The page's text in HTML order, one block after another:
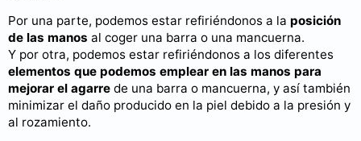
Por una parte, podemos estar refiriéndonos a la posición
de las manos al coger una barra o una mancuerna.
Y por otra, podemos estar refiriéndonos a los diferentes
elementos que podemos emplear en las manos para
mejorar el agarre de una barra o mancuerna, y así también
minimizar el daño producido en la piel debido a la presión y
al rozamiento.